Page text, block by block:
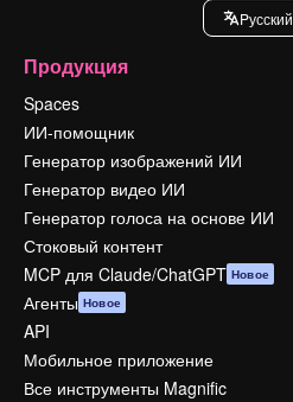
Pусский
Продукция
Spaces
ИИ-помощник
Генератор изображений ИИ
Генератор видео ИИ
Генератор голоса на основе ИИ
Стоковый контент
MCP для Claude/ChatGPT Новое
Агенты Новое
API
Мобильное приложение
Все инструменты Magnific